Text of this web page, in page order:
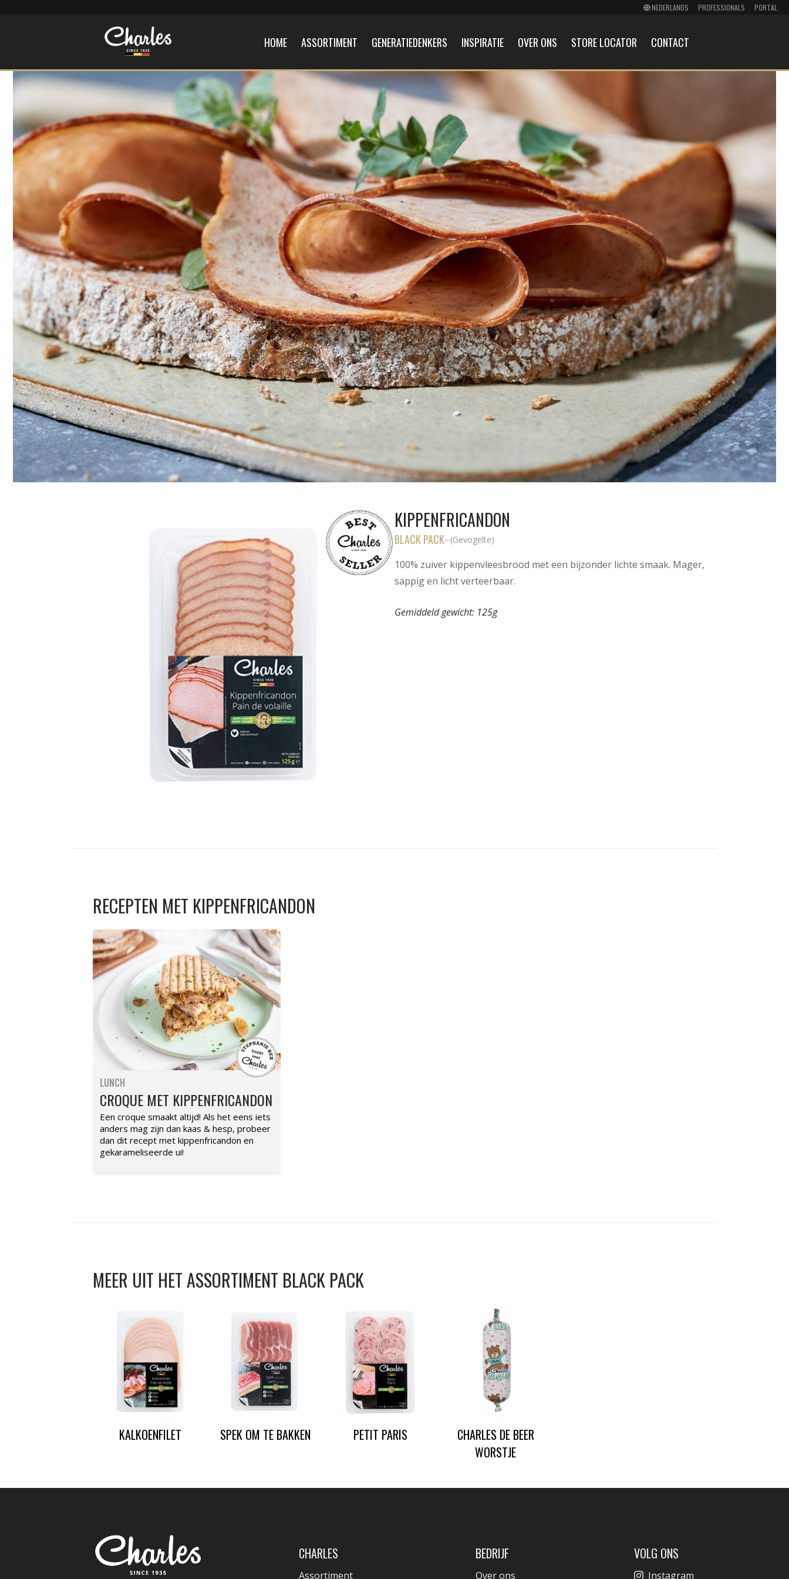
PROFESSIONALS PORTAL
HOME ASSORTIMENT GENERATIEDENKERS INSPIRATIE OVER ONS STORE LOCATOR CONTACT
KIPPENFRICANDON
BLACK PACK—(Gevogelte)
100% zuiver kippenvleesbrood met een bijzonder lichte smaak. Mager,
sappig en licht verteerbaar.
Gemiddeld gewicht: 125g
RECEPTEN MET KIPPENFRICANDON
LUNCH
CROQUE MET KIPPENFRICANDON
Een croque smaakt altijd! Als het eens iets
anders mag zijn dan kaas & hesp, probeer
dan dit recept met kippenfricandon en
gekarameliseerde ui!
MEER UIT HET ASSORTIMENT BLACK PACK
KALKOENFILET SPEK OM TE BAKKEN PETIT PARIS
CHARLES DE BEER
WORSTJE
CHARLES
Assortiment
BEDRIJF
Over ons
VOLG ONS
Instagram